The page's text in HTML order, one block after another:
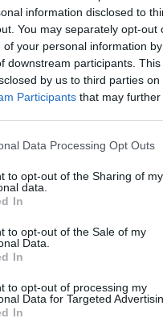
information disclosed to
You may separately opt-out
of your personal information
downstream participants.
by us to third parties on
Participants that may
that this website/app uses
to your visit or usage
consent to Google and its
for below specified
Data Processing Opt Outs
to opt-out of the Sharing of my
data.
In
to opt-out of the Sale of my
Data.
In
to opt-out of processing my
Data for Targeted
In
il 37,8% delle vendite
davanti ai modelli a
Foto: depositphotos.com
elettrici guadagnano slancio
più visibili degli ultimi
rimane uno dei suoi
risiede nel ritmo più
tra i produttori europei. I
sfruttato rapidamente.
stanno costruendo
Europa.
abbiamo riferito che questa
con nuovi marchi